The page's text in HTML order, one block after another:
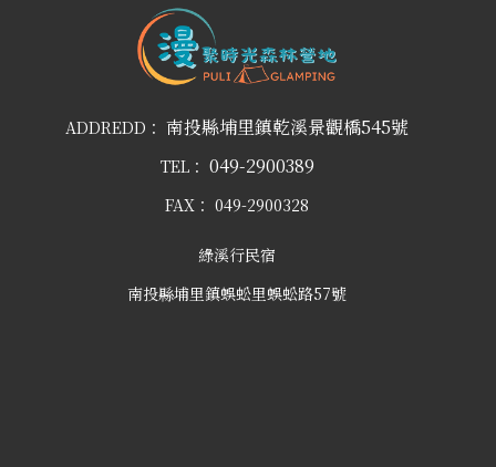
ADDREDD： 南投縣埔里鎮乾溪景觀橋545號
TEL： 049-2900389
FAX： 049-2900328
綠溪行民宿
南投縣埔里鎮蜈蚣里蜈蚣路57號